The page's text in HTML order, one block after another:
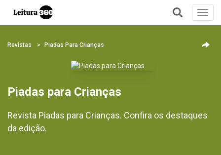
+
Revistas Piadas Para Crianças
Piadas para Crianças
Revista Piadas para Crianças. Confira os destaques
da edição.